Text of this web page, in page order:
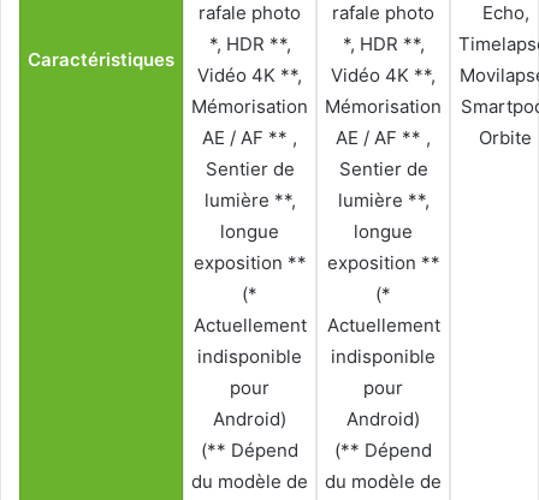
Caractéristiques
rafale photo
*, HDR **,
Vidéo 4K **,
Mémorisation
AE / AF ** ,
Sentier de
lumière **,
longue
exposition **
(*
Actuellement
indisponible
pour
Android)
(** Dépend
du modèle de
rafale photo
*, HDR **,
Vidéo 4K **,
Mémorisation
AE / AF ** ,
Sentier de
lumière **,
longue
exposition **
(*
Actuellement
indisponible
pour
Android)
(** Dépend
du modèle de
Echo,
Orbite